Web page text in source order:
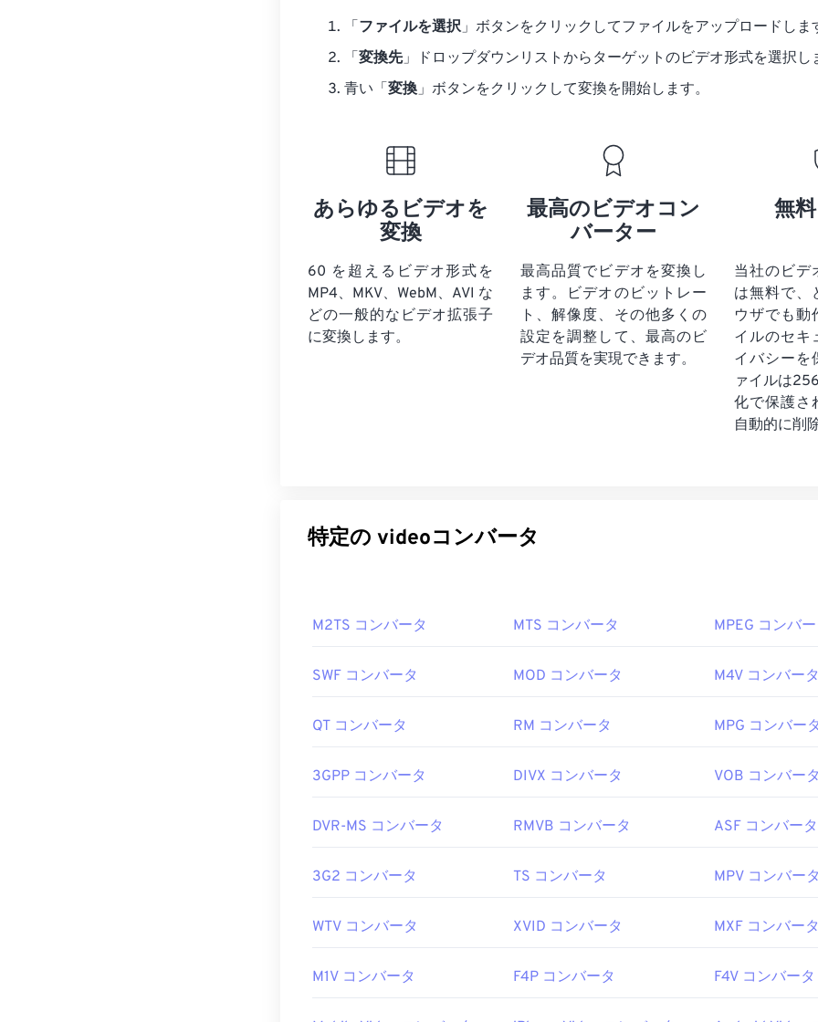
「 ファイルを選択」ボタンをクリックしてファイルをアップロードしま
「 変換先」ドロップダウンリストからターゲットのビデオ形式を選択し
青い「 変換」ボタンをクリックして変換を開始します。
あらゆるビデオを
変換
60 を超えるビデオ形式を
MP4、MKV、WebM、AVI な
どの一般的なビデオ拡張子
に変換します。
最高のビデオコン
バーター
最高品質でビデオを変換し
ます。ビデオのビットレー
ト、解像度、その他多くの
設定を調整して、最高のビ
デオ品質を実現できます。
無
当社のビデ
は無料で、
ウザでも動
イルのセキ
イバシーを
ァイルは
化で保護さ
自動的に削
特定の videoコンバータ
M2TS コンバータ MTS コンバータ MPEG コンバー
SWF コンバータ MOD コンバータ M4V コンバータ
QT コンバータ RM コンバータ MPG コンバータ
3GPP コンバータ DIVX コンバータ VOB コンバータ
DVR-MS コンバータ RMVB コンバータ ASF コンバータ
3G2 コンバータ TS コンバータ MPV コンバータ
WTV コンバータ XVID コンバータ MXF コンバータ
M1V コンバータ F4P コンバータ F4V コンバータ